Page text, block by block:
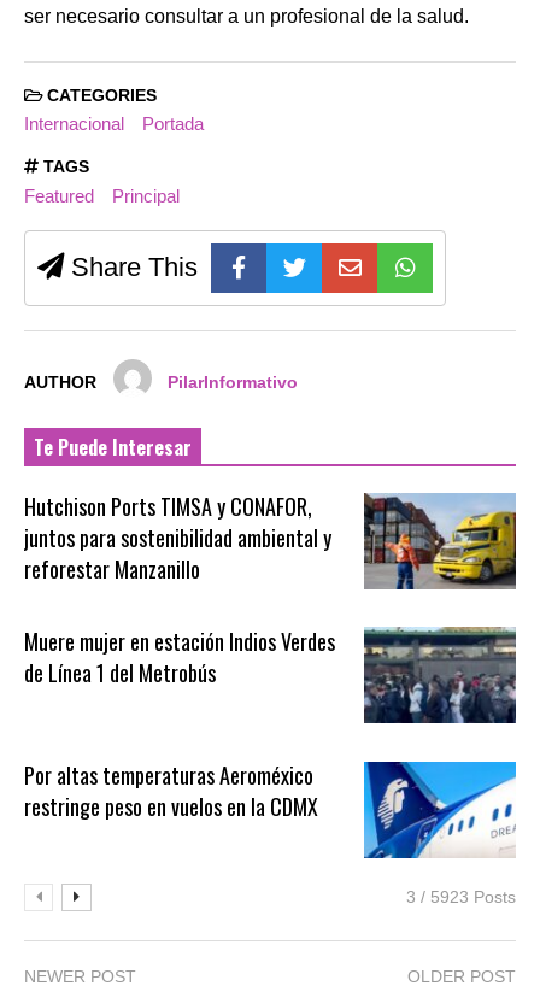
ser necesario consultar a un profesional de la salud.
CATEGORIES
Internacional Portada
TAGS
Featured Principal
Share This
AUTHOR PilarInformativo
Te Puede Interesar
Hutchison Ports TIMSA y CONAFOR,
juntos para sostenibilidad ambiental y
reforestar Manzanillo
Muere mujer en estación Indios Verdes
de Línea 1 del Metrobús
Por altas temperaturas Aeroméxico
restringe peso en vuelos en la CDMX
3 / 5923 Posts
NEWER POST OLDER POST